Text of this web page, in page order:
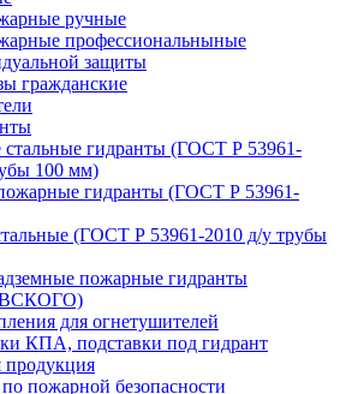
ручные
профессиональныные
защиты
гражданские
гидранты (ГОСТ Р 53961-
100 мм)
гидранты (ГОСТ Р 53961-
(ГОСТ Р 53961-2010 д/у трубы
пожарные гидранты
для огнетушителей
КПА, подставки под гидрант
продукция
пожарной безопасности